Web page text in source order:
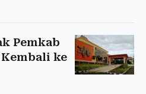
Pemkab
Kembali ke